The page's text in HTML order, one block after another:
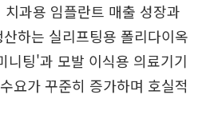
과용 임플란트 매출 성장과
하는 실리프팅용 폴리다이옥
니팅'과 모발 이식용 의료기기
요가 꾸준히 증가하며 호실적